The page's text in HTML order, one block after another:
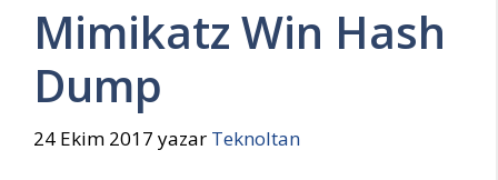
Mimikatz Win Hash
Dump
24 Ekim 2017 yazar Teknoltan